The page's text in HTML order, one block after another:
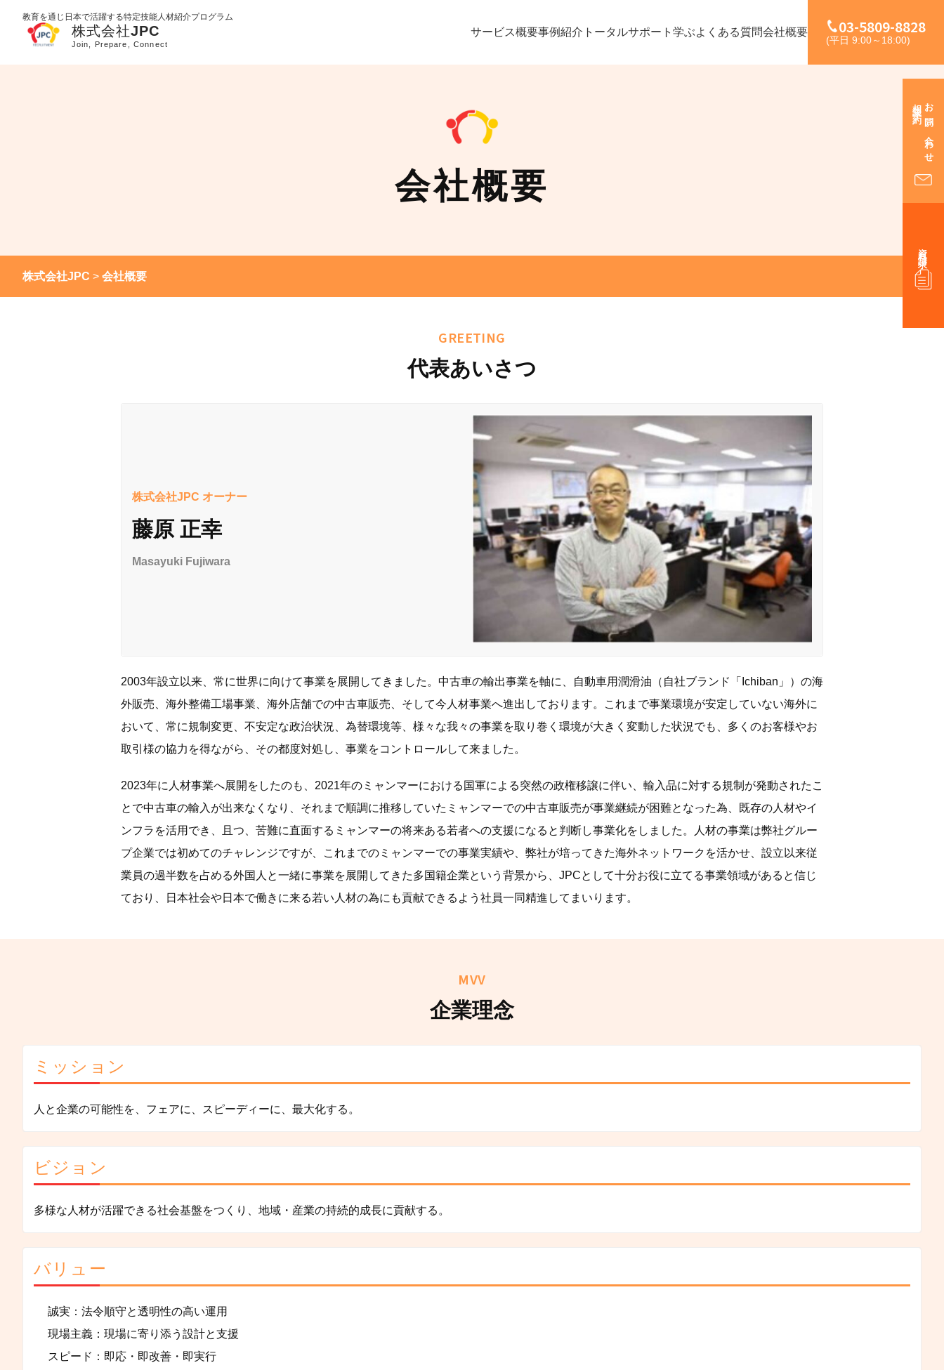
教育を通じ日本で活躍する特定技能人材紹介プログラム
サービス概要事例紹介 トータルサポート 学ぶよくある質問会社概要 03-5809-8828
(平日 9:00～18:00)
お問い合わせ
相談予約
資料請求
会社概要
株式会社JPC > 会社概要
GREETING
代表あいさつ
株式会社JPC オーナー
藤原 正幸
Masayuki Fujiwara
2003年設立以来、常に世界に向けて事業を展開してきました。中古車の輸出事業を軸に、自動車用潤滑油（自社ブランド「Ichiban」）の海
外販売、海外整備工場事業、海外店舗での中古車販売、そして今人材事業へ進出しております。これまで事業環境が安定していない海外に
おいて、常に規制変更、不安定な政治状況、為替環境等、様々な我々の事業を取り巻く環境が大きく変動した状況でも、多くのお客様やお
取引様の協力を得ながら、その都度対処し、事業をコントロールして来ました。
2023年に人材事業へ展開をしたのも、2021年のミャンマーにおける国軍による突然の政権移譲に伴い、輸入品に対する規制が発動されたこ
とで中古車の輸入が出来なくなり、それまで順調に推移していたミャンマーでの中古車販売が事業継続が困難となった為、既存の人材やイ
ンフラを活用でき、且つ、苦難に直面するミャンマーの将来ある若者への支援になると判断し事業化をしました。人材の事業は弊社グルー
プ企業では初めてのチャレンジですが、これまでのミャンマーでの事業実績や、弊社が培ってきた海外ネットワークを活かせ、設立以来従
業員の過半数を占める外国人と一緒に事業を展開してきた多国籍企業という背景から、JPCとして十分お役に立てる事業領域があると信じ
ており、日本社会や日本で働きに来る若い人材の為にも貢献できるよう社員一同精進してまいります。
MVV
企業理念
ミッション
人と企業の可能性を、フェアに、スピーディーに、最大化する。
ビジョン
多様な人材が活躍できる社会基盤をつくり、地域・産業の持続的成長に貢献する。
バリュー
誠実：法令順守と透明性の高い運用
現場主義：現場に寄り添う設計と支援
スピード：即応・即改善・即実行